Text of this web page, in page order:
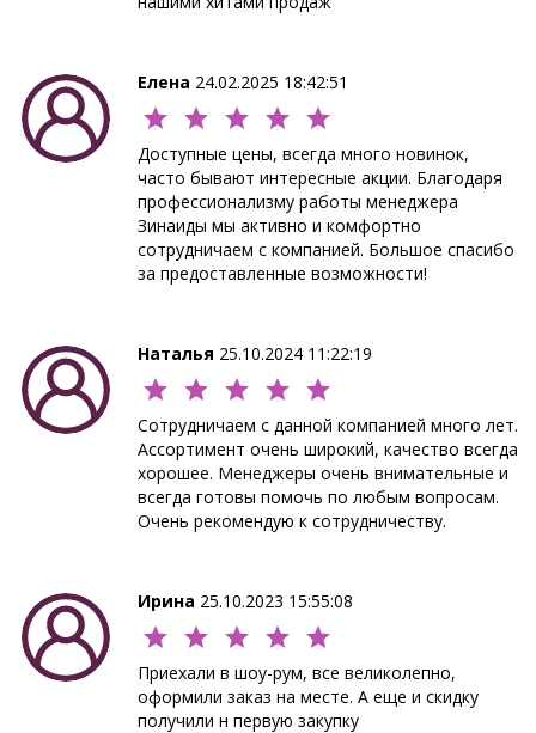
Елена 24.02.2025 18:42:51
Доступные цены, всегда много новинок,
часто бывают интересные акции. Благодаря
профессионализму работы менеджера
Зинаиды мы активно и комфортно
сотрудничаем с компанией. Большое спасибо
за предоставленные возможности!
Наталья 25.10.2024 11:22:19
Сотрудничаем с данной компанией много лет.
Ассортимент очень широкий, качество всегда
хорошее. Менеджеры очень внимательные и
всегда готовы помочь по любым вопросам.
Очень рекомендую к сотрудничеству.
Ирина 25.10.2023 15:55:08
Приехали в шоу-рум, все великолепно,
оформили заказ на месте. А еще и скидку
получили н первую закупку